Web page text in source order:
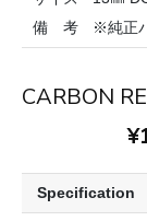
備 考
※純正
CARBON
Specification